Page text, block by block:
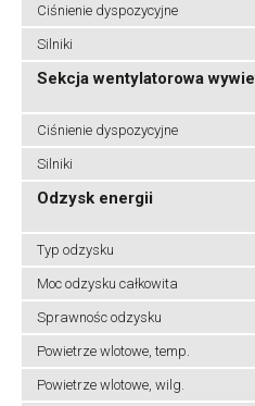
Ciśnienie dyspozycyjne
Silniki
Sekcja wentylatorowa
Ciśnienie dyspozycyjne
Silniki
Odzysk energii
Typ odzysku
Moc odzysku całkowita
Sprawnośc odzysku
Powietrze wlotowe, temp.
Powietrze wlotowe, wilg.